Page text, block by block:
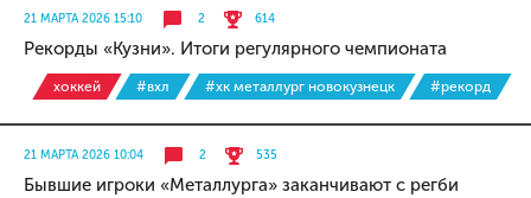
21 МАРТА 2026 15:10 2 614
Рекорды «Кузни». Итоги регулярного чемпионата
хоккей #вхл #хк металлург новокузнецк #рекорд
21 МАРТА 2026 10:04 2 535
Бывшие игроки «Металлурга» заканчивают с регби